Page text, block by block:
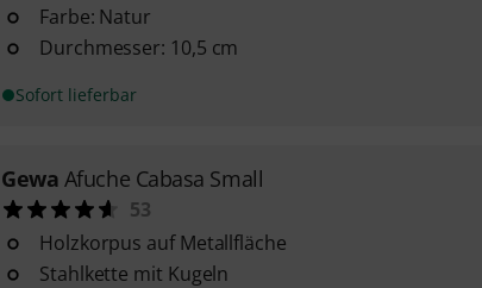
Farbe: Natur
Durchmesser: 10,5 cm
Sofort lieferbar
Gewa Afuche Cabasa Small
53
Holzkorpus auf Metallfläche
Stahlkette mit Kugeln